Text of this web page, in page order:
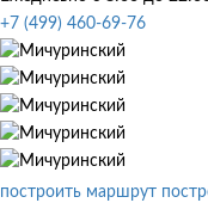
+7 (499) 460-69-76
построить маршрут